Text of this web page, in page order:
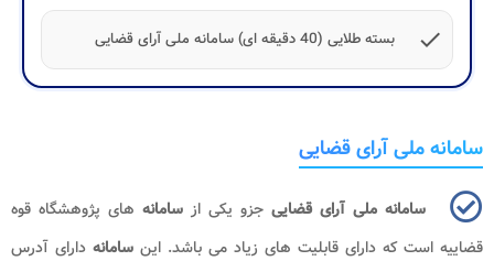
check بسته طلایی (40 دقیقه ای) سامانه ملی آرای قضایی
سامانه ملی آرای قضایی
سامانه ملی آرای قضایی جزو یکی از سامانه های پژوهشگاه قوه
قضاییه است که دارای قابلیت های زیاد می باشد. این سامانه دارای آدرس